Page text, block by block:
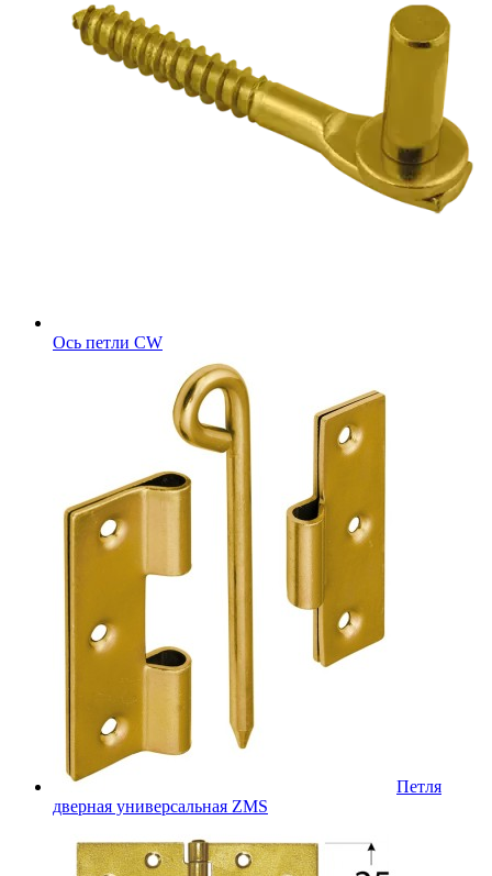
Ось петли CW
Петля
дверная универсальная ZMS